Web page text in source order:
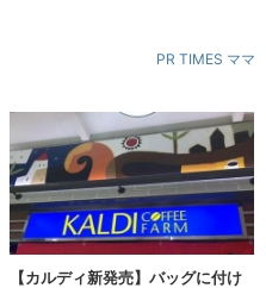
PR TIMES ママ